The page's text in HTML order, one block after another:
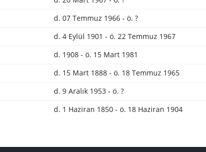
d. 07 Temmuz 1966 - ö. ?
d. 4 Eylül 1901 - ö. 22 Temmuz 1967
d. 1908 - ö. 15 Mart 1981
d. 15 Mart 1888 - ö. 18 Temmuz 1965
d. 9 Aralık 1953 - ö. ?
d. 1 Haziran 1850 - ö. 18 Haziran 1904